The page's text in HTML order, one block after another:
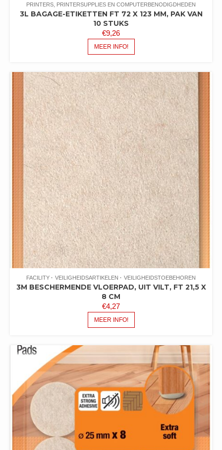
PRINTERS, PRINTERSUPPLIES EN COMPUTERBENODIGDHEDEN
3L BAGAGE-ETIKETTEN FT 72 X 123 MM, PAK VAN
10 STUKS
€9,26
MEER INFO!
FACILITY VEILIGHEIDSARTIKELEN VEILIGHEIDSTOEBEHOREN
3M BESCHERMENDE VLOERPAD, UIT VILT, FT 21,5 X
8 CM
€4,27
MEER INFO!